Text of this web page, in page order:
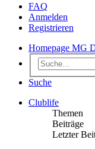
FAQ
Anmelden
Registrieren
Homepage MG
Suche
Clublife
Themen
Beiträge
Letzter